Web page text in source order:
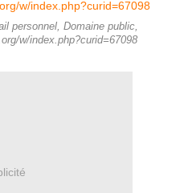
personnel, Domaine public,
w/index.php?curid=67098